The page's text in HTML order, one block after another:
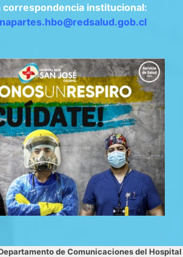
correspondencia institucional:
de Comunicaciones del Hospital